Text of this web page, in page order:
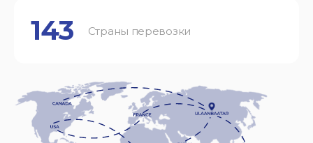
143 Страны перевозки